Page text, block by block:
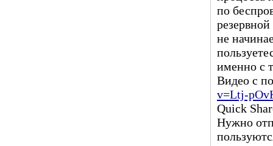
по
не
именно с
Видео с
v=Ltj-
Quick
Нужно